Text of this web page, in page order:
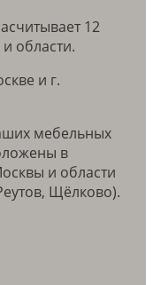
12
области.
и г.
мебельных
в
и области
Щёлково).